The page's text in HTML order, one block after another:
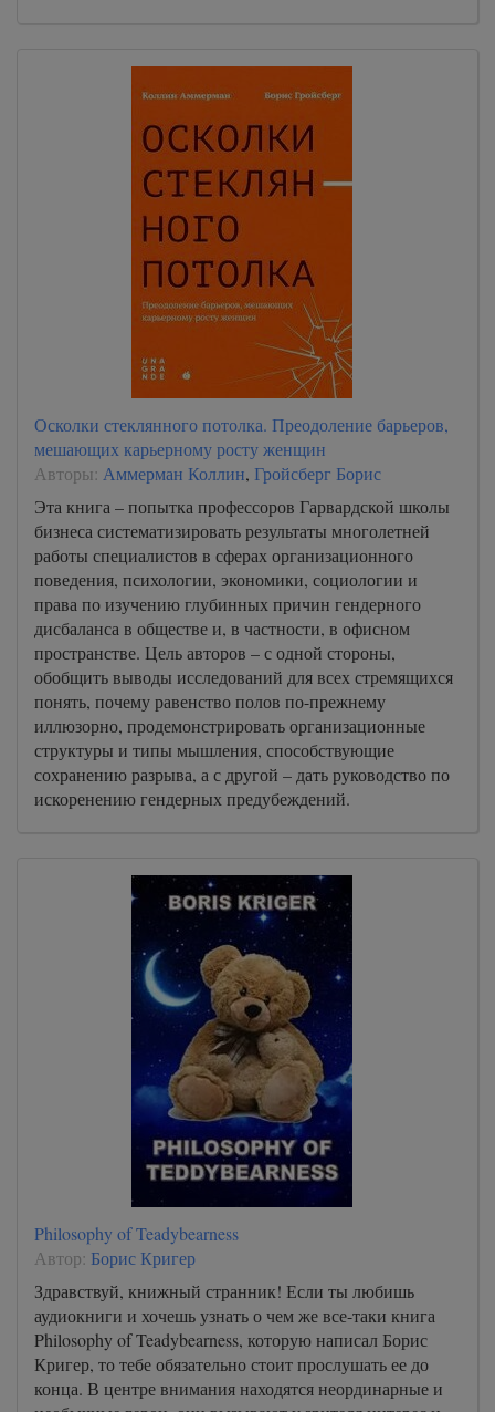
Осколки стеклянного потолка. Преодоление барьеров,
мешающих карьерному росту женщин
Авторы: Аммерман Коллин, Гройсберг Борис
Эта книга – попытка профессоров Гарвардской школы
бизнеса систематизировать результаты многолетней
работы специалистов в сферах организационного
поведения, психологии, экономики, социологии и
права по изучению глубинных причин гендерного
дисбаланса в обществе и, в частности, в офисном
пространстве. Цель авторов – с одной стороны,
обобщить выводы исследований для всех стремящихся
понять, почему равенство полов по-прежнему
иллюзорно, продемонстрировать организационные
структуры и типы мышления, способствующие
сохранению разрыва, а с другой – дать руководство по
искоренению гендерных предубеждений.
Philosophy of Teadybearness
Автор: Борис Кригер
Здравствуй, книжный странник! Если ты любишь
аудиокниги и хочешь узнать о чем же все-таки книга
Philosophy of Teadybearness, которую написал Борис
Кригер, то тебе обязательно стоит прослушать ее до
конца. В центре внимания находятся неординарные и